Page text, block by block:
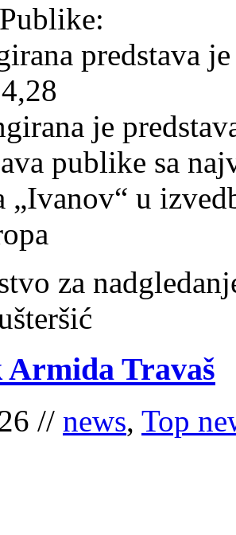
predstava
je
publike sa
„Ivanov“ u
za
Armida Travaš
// news, Top